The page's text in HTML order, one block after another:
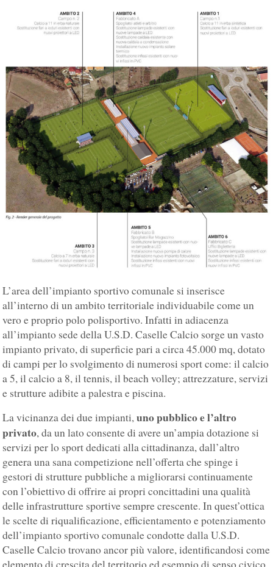
L’area dell’impianto sportivo comunale si inserisce
all’interno di un ambito territoriale individuabile come un
vero e proprio polo polisportivo. Infatti in adiacenza
all’impianto sede della U.S.D. Caselle Calcio sorge un vasto
impianto privato, di superficie pari a circa 45.000 mq, dotato
di campi per lo svolgimento di numerosi sport come: il calcio
a 5, il calcio a 8, il tennis, il beach volley; attrezzature, servizi
e strutture adibite a palestra e piscina.
La vicinanza dei due impianti,uno pubblico e l’altro
privato, da un lato consente di avere un’ampia dotazione si
servizi per lo sport dedicati alla cittadinanza, dall’altro
genera una sana competizione nell’offerta che spinge i
gestori di strutture pubbliche a migliorarsi continuamente
con l’obiettivo di offrire ai propri concittadini una qualità
delle infrastrutture sportive sempre crescente. In quest’ottica
le scelte di riqualificazione, efficientamento e potenziamento
dell’impianto sportivo comunale condotte dalla U.S.D.
Caselle Calcio trovano ancor più valore, identificandosi come
elemento di crescita del territorio ed esempio di senso civico.